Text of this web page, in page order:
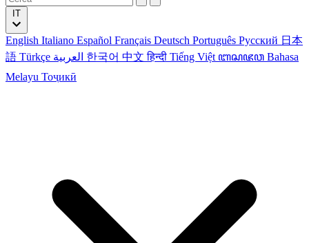
English Italiano Español Français Deutsch Português Русский 日本
語 Türkçe 한국어 中文हिन्दी Tiếng Việt ꦧꦱꦗꦮ Bahasa
Melayu Тоҷикӣ